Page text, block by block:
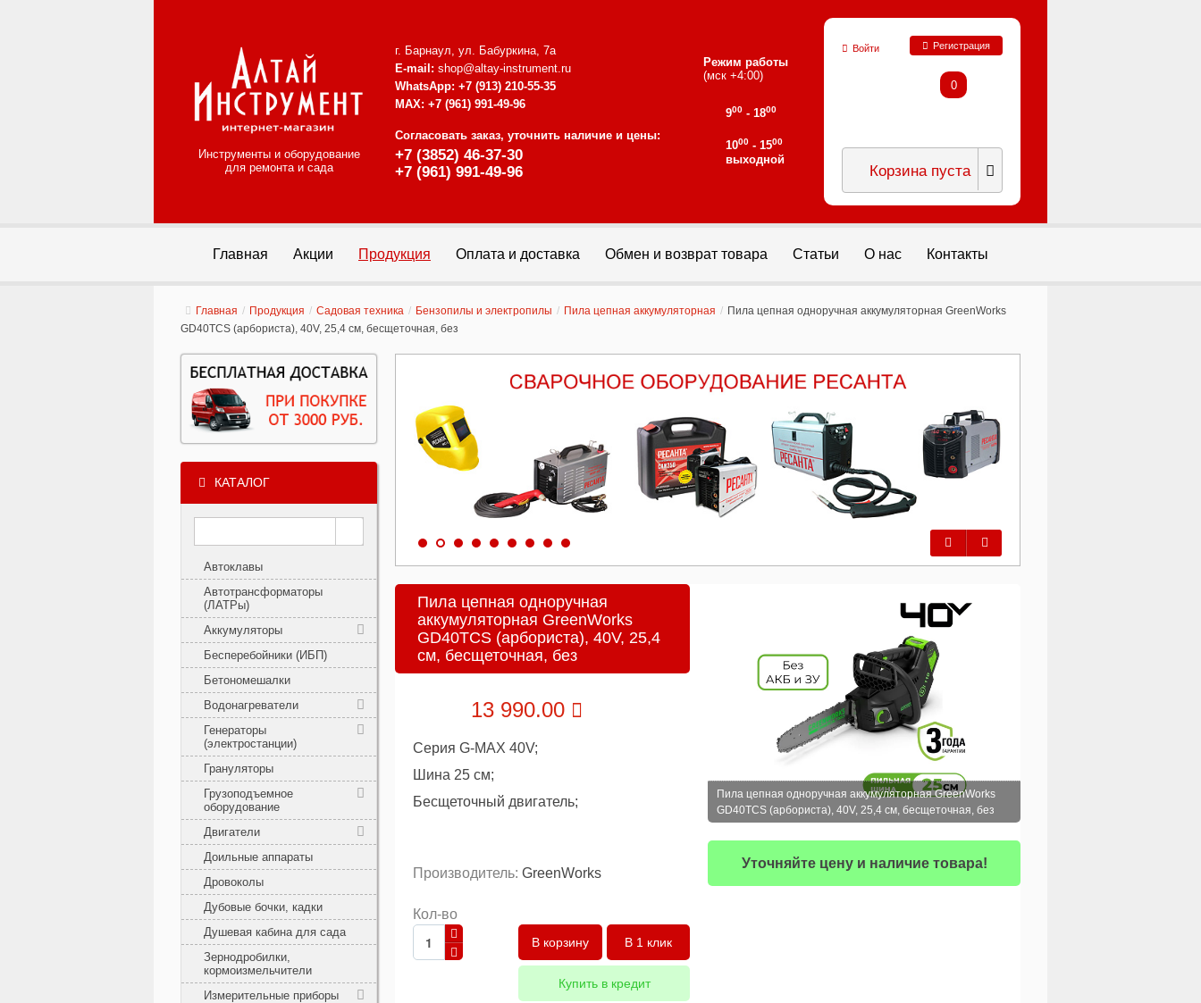
Инструменты и оборудование
для ремонта и сада
г. Барнаул, ул. Бабуркина, 7а
E-mail: shop@altay-instrument.ru
WhatsApp: +7 (913) 210-55-35
MAX: +7 (961) 991-49-96
Согласовать заказ, уточнить наличие и цены:
+7 (3852) 46-37-30
+7 (961) 991-49-96
Режим работы
(мск +4:00)
900 - 1800
1000 - 1500
выходной
Войти Регистрация
0
Корзина пуста
Главная Акции Продукция Оплата и доставка Обмен и возврат товара Статьи О нас Контакты
Главная / Продукция / Садовая техника / Бензопилы и электропилы / Пила цепная аккумуляторная / Пила цепная одноручная аккумуляторная GreenWorks
GD40TCS (арбориста), 40V, 25,4 см, бесщеточная, без
КАТАЛОГ
Автоклавы
Автотрансформаторы
(ЛАТРы)
Аккумуляторы
Бесперебойники (ИБП)
Бетономешалки
Водонагреватели
Генераторы
(электростанции)
Грануляторы
Грузоподъемное
оборудование
Двигатели
Доильные аппараты
Дровоколы
Дубовые бочки, кадки
Душевая кабина для сада
Зернодробилки,
кормоизмельчители
Измерительные приборы
Предыдущий
Следующий
Пила цепная одноручная
аккумуляторная GreenWorks
GD40TCS (арбориста), 40V, 25,4
см, бесщеточная, без
13 990.00
Серия G-MAX 40V;
Шина 25 см;
Бесщеточный двигатель;
Производитель: GreenWorks
Кол-во
В 1 клик
Купить в кредит
Пила цепная одноручная аккумуляторная GreenWorks
GD40TCS (арбориста), 40V, 25,4 см, бесщеточная, без
Уточняйте цену и наличие товара!